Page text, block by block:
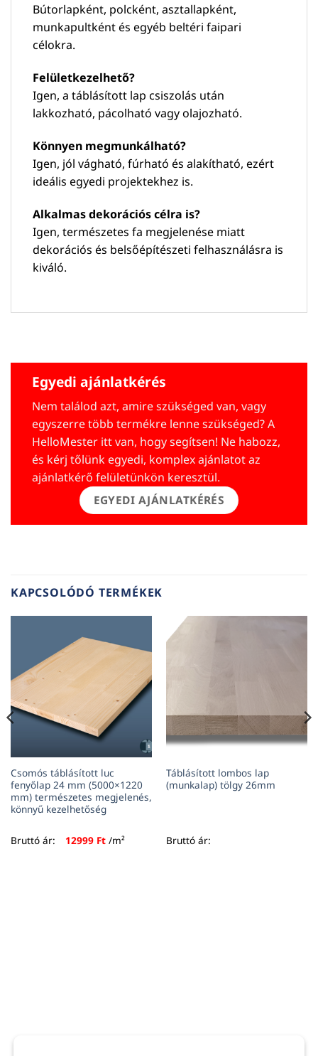
Bútorlapként, polcként, asztallapként,
munkapultként és egyéb beltéri faipari
célokra.
Felületkezelhető?
Igen, a táblásított lap csiszolás után
lakkozható, pácolható vagy olajozható.
Könnyen megmunkálható?
Igen, jól vágható, fúrható és alakítható, ezért
ideális egyedi projektekhez is.
Alkalmas dekorációs célra is?
Igen, természetes fa megjelenése miatt
dekorációs és belsőépítészeti felhasználásra is
kiváló.
Egyedi ajánlatkérés
Nem találod azt, amire szükséged van, vagy
egyszerre több termékre lenne szükséged? A
HelloMester itt van, hogy segítsen! Ne habozz,
és kérj tőlünk egyedi, komplex ajánlatot az
ajánlatkérő felületünkön keresztül.
EGYEDI AJÁNLATKÉRÉS
KAPCSOLÓDÓ TERMÉKEK
Csomós táblásított luc
fenyőlap 24 mm (5000×1220
mm) természetes megjelenés,
könnyű kezelhetőség
Bruttó ár: 12999 Ft/m²
Táblásított lombos lap
(munkalap) tölgy 26mm
Bruttó ár: